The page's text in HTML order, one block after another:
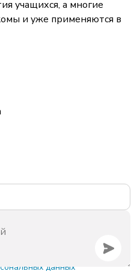
учащихся, а многие
и уже применяются в
данных